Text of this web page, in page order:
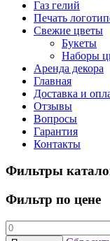
Газ гелий
Печать
Свежие цветы
Букеты
Наборы
Аренда декора
Главная
Доставка и
Отзывы
Вопросы
Гарантия
Контакты
Фильтры
Фильтр по цене